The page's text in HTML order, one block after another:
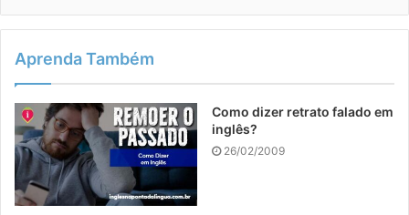
Aprenda Também
Como dizer retrato falado em
inglês?
26/02/2009